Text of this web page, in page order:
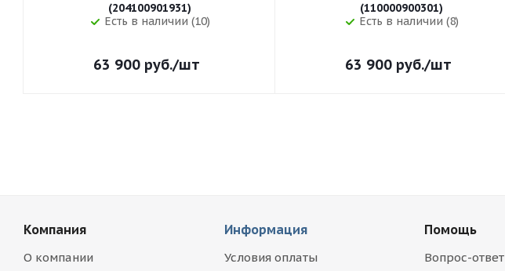
(204100901931)
Есть в наличии (10)
63 900 руб./шт
(110000900301)
Есть в наличии (8)
63 900 руб./шт
Компания
О компании
Информация
Условия оплаты
Помощь
Вопрос-ответ